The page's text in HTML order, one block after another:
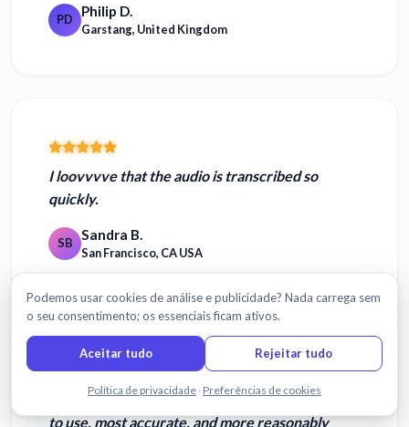
PD Philip D.
Garstang, United Kingdom
Iloovvvvethat the audio is transcribed so
quickly.
SB Sandra B.
San Francisco, CA USA
I tried 4 other services, and Sonix is theeasiest
to use, most accurate, and more reasonably
Fale connosco
Podemos usar cookies de análise e publicidade? Nada carrega sem
o seu consentimento; os essenciais ficam ativos.
Aceitar tudo Rejeitar tudo
Política de privacidade · Preferências de cookies